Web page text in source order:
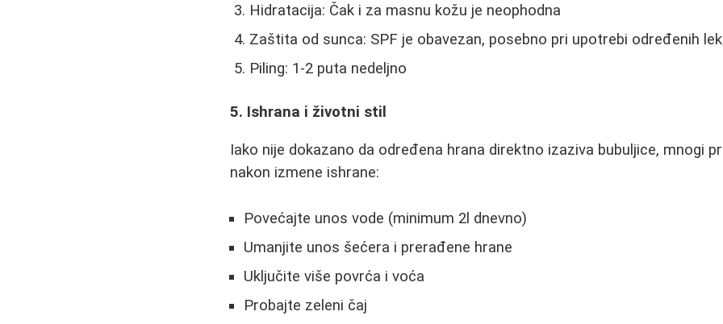
Hidratacija: Čak i za masnu kožu je neophodna
Zaštita od sunca: SPF je obavezan, posebno pri upotrebi određenih
Piling: 1-2 puta nedeljno
5. Ishrana i životni stil
Iako nije dokazano da određena hrana direktno izaziva bubuljice, mnogi
nakon izmene ishrane:
Povećajte unos vode (minimum 2l dnevno)
Umanjite unos šećera i prerađene hrane
Uključite više povrća i voća
Probajte zeleni čaj